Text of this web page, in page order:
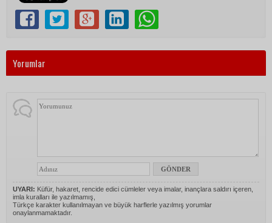
Yorumlar
UYARI: Küfür, hakaret, rencide edici cümleler veya imalar, inançlara saldırı içeren,
imla kuralları ile yazılmamış,
Türkçe karakter kullanılmayan ve büyük harflerle yazılmış yorumlar
onaylanmamaktadır.